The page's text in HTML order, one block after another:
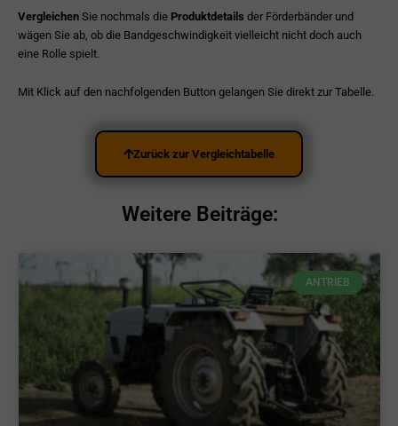
Vergleichen Sie nochmals die Produktdetails der Förderbänder und
wägen Sie ab, ob die Bandgeschwindigkeit vielleicht nicht doch auch
eine Rolle spielt.
Mit Klick auf den nachfolgenden Button gelangen Sie direkt zur Tabelle.
Zurück zur Vergleichtabelle
Weitere Beiträge:
ANTRIEB